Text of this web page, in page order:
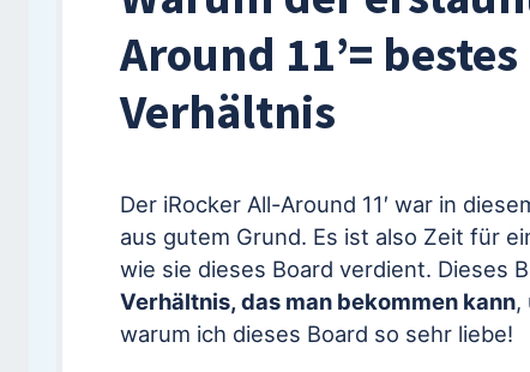
Around 11’=
Verhältnis
Der iRocker All-Around 11′ war in
aus gutem Grund. Es ist also Zeit für
wie sie dieses Board verdient. Dieses
Verhältnis, das man bekommen kann,
warum ich dieses Board so sehr liebe!